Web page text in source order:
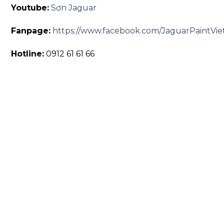
Youtube: Sơn Jaguar
Fanpage: https://www.facebook.com/
Hotline: 0912 61 61 66